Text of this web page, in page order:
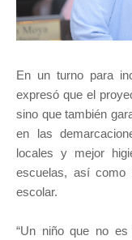
En un turno para
expresó que el
sino que también
en las
locales y mejor
escuelas, así como
escolar.
“Un niño que no